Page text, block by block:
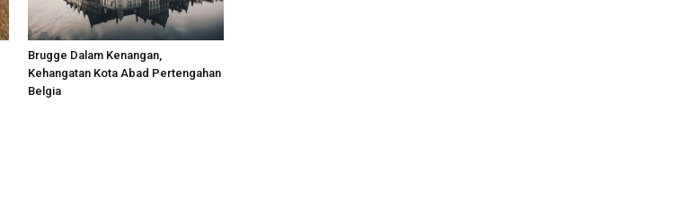
Brugge Dalam Kenangan,
Kehangatan Kota Abad Pertengahan
Belgia